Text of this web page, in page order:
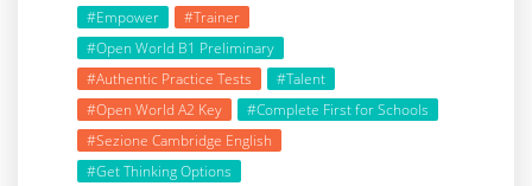
#Empower
#Trainer
#Open World B1 Preliminary
#Authentic Practice Tests
#Talent
#Open World A2 Key
#Complete First for Schools
#Sezione Cambridge English
#Get Thinking Options